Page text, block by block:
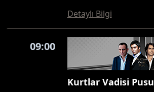
Detaylı Bilgi
09:00
Kurtlar Vadisi Pusu